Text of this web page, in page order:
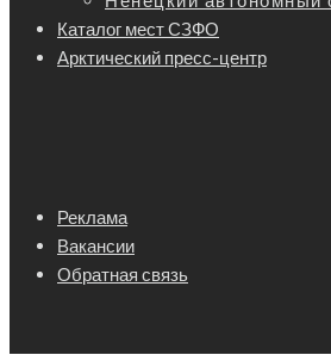
Каталог мест СЗФО
Арктический пресс-центр
Реклама
Вакансии
Обратная связь